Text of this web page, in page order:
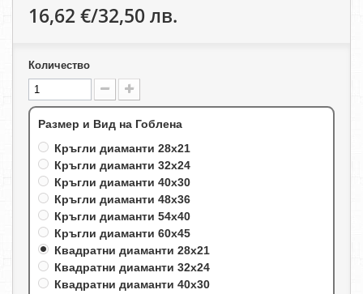
16,62 €/32,50 лв.
Количество
Размер и Вид на Гоблена
Кръгли диаманти 28х21
Кръгли диаманти 32х24
Кръгли диаманти 40х30
Кръгли диаманти 48х36
Кръгли диаманти 54х40
Кръгли диаманти 60х45
Квадратни диаманти 28х21
Квадратни диаманти 32х24
Квадратни диаманти 40х30